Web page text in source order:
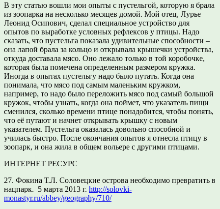
В эту статью вошли мои опыты с пустельгой, которую я брала
из зоопарка на несколько месяцев домой. Мой отец, Лурье
Леонид Осипович, сделал специальное устройство для
опытов по выработке условных рефлексов у птицы. Надо
сказать, что пустельга показала удивительные способности –
она лапой брала за кольцо и открывала крышечки устройства,
откуда доставала мясо. Оно лежало только в той коробочке,
которая была помечена определенным размером кружка.
Иногда в опытах пустельгу надо было путать. Когда она
понимала, что мясо под самым маленьким кружком,
например, то надо было переложить мясо под самый большой
кружок, чтобы узнать, когда она поймет, что указатель пищи
сменился, сколько времени птице понадобится, чтобы понять,
что её путают и начнет открывать крышку с новым
указателем. Пустельга оказалась довольно способной и
училась быстро. После окончания опытов я отнесла птицу в
зоопарк, и она жила в общем вольере с другими птицами.
ИНТЕРНЕТ РЕСУРС
27. Фокина Т.Л. Соловецкие острова необходимо превратить в
нацпарк. 5 марта 2013 г. http://solovki-
monastyr.ru/abbey/geography/710/